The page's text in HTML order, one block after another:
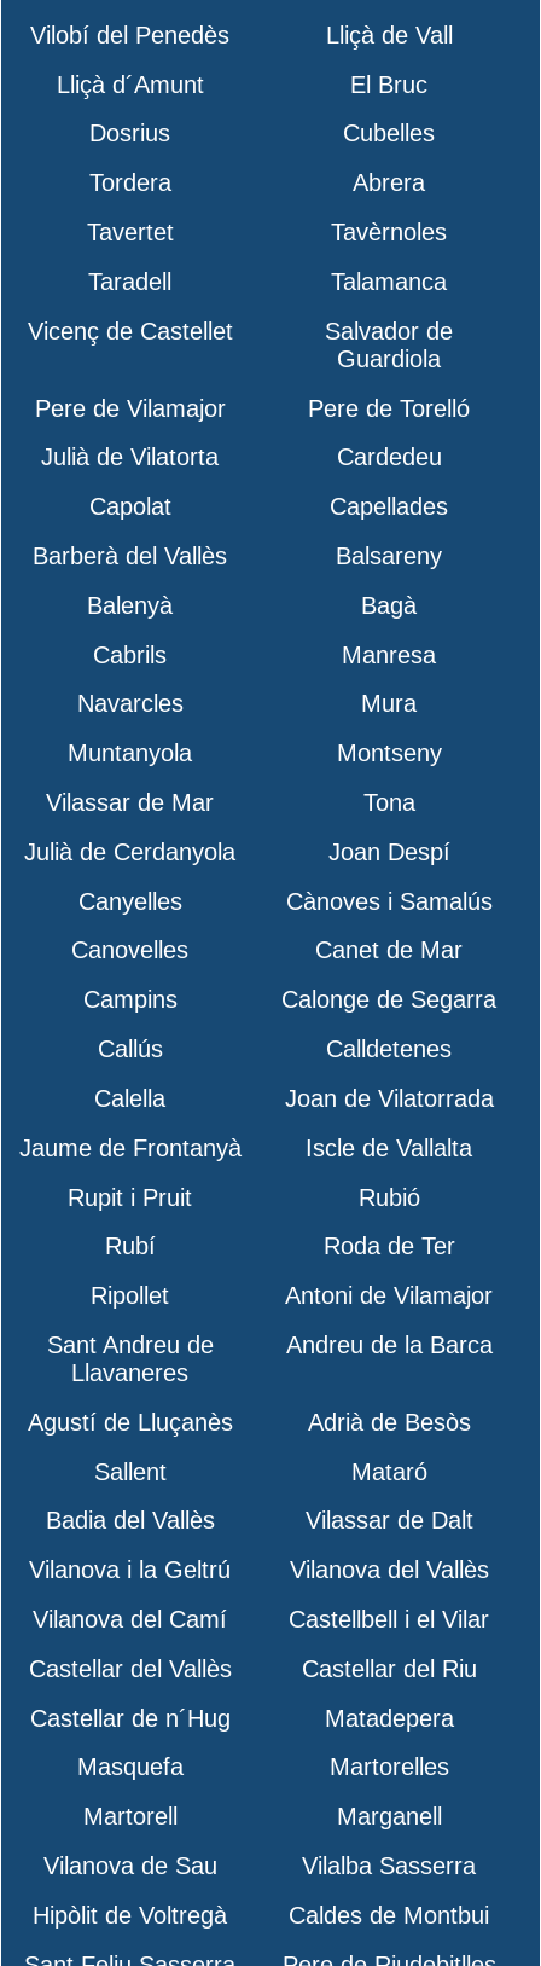
Vilobí del Penedès
Lliçà de Vall
Lliçà d´Amunt
El Bruc
Dosrius
Cubelles
Tordera
Abrera
Tavertet
Tavèrnoles
Taradell
Talamanca
Vicenç de Castellet
Salvador de
Guardiola
Pere de Vilamajor
Pere de Torelló
Julià de Vilatorta
Cardedeu
Capolat
Capellades
Barberà del Vallès
Balsareny
Balenyà
Bagà
Cabrils
Manresa
Navarcles
Mura
Muntanyola
Montseny
Vilassar de Mar
Tona
Julià de Cerdanyola
Joan Despí
Canyelles
Cànoves i Samalús
Canovelles
Canet de Mar
Campins
Calonge de Segarra
Callús
Calldetenes
Calella
Joan de Vilatorrada
Jaume de Frontanyà
Iscle de Vallalta
Rupit i Pruit
Rubió
Rubí
Roda de Ter
Ripollet
Antoni de Vilamajor
Sant Andreu de
Llavaneres
Andreu de la Barca
Agustí de Lluçanès
Adrià de Besòs
Sallent
Mataró
Badia del Vallès
Vilassar de Dalt
Vilanova i la Geltrú
Vilanova del Vallès
Vilanova del Camí
Castellbell i el Vilar
Castellar del Vallès
Castellar del Riu
Castellar de n´Hug
Matadepera
Masquefa
Martorelles
Martorell
Marganell
Vilanova de Sau
Vilalba Sasserra
Hipòlit de Voltregà
Caldes de Montbui